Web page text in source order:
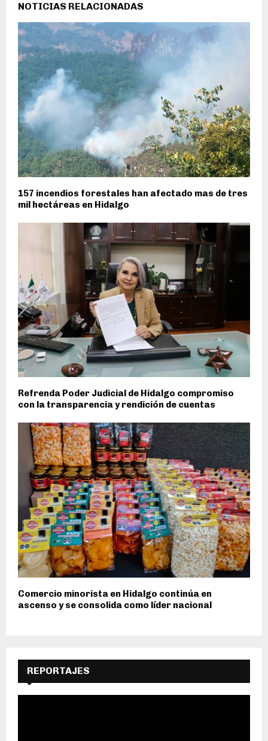
NOTICIAS RELACIONADAS
157 incendios forestales han afectado mas de tres
mil hectáreas en Hidalgo
Refrenda Poder Judicial de Hidalgo compromiso
con la transparencia y rendición de cuentas
Comercio minorista en Hidalgo continúa en
ascenso y se consolida como líder nacional
REPORTAJES